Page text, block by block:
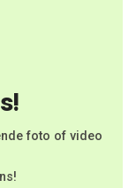
foto of video